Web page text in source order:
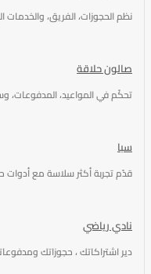
نظم الحجوزات، الفريق،
صالون حلاقة
تحكّم في المواعيد، المدفوعات،
سبا
قدّم تجربة أكثر سلاسة مع أدوات
نادي رياضي
دير اشتراكاتك ، حجوزاتك